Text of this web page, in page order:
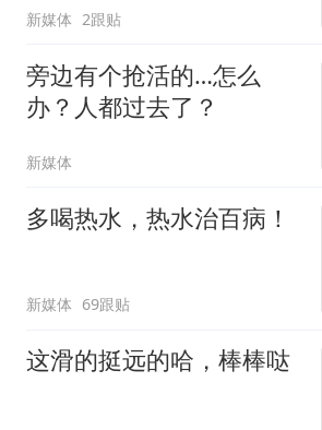
新媒体 2跟贴
旁边有个抢活的…怎么
办？人都过去了？
新媒体
多喝热水，热水治百病！
新媒体 69跟贴
这滑的挺远的哈，棒棒哒